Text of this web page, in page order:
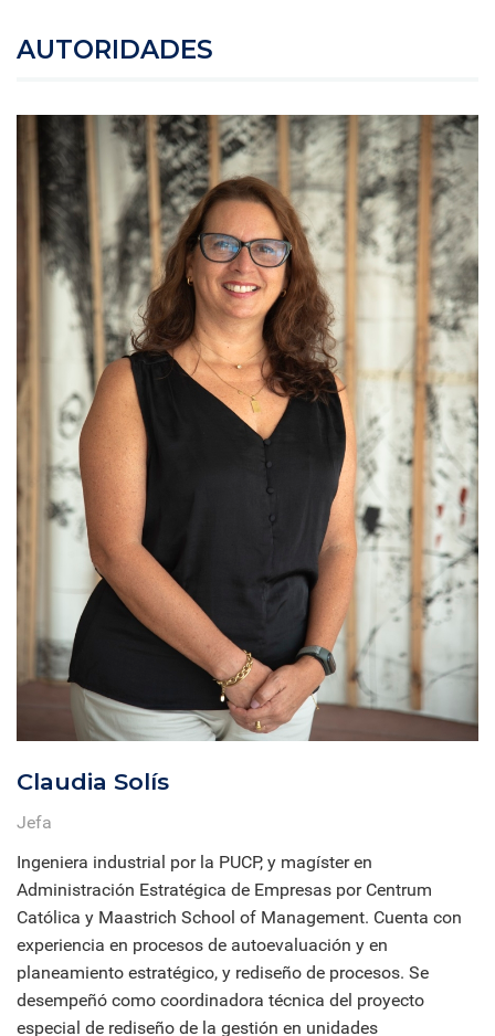
AUTORIDADES
Claudia Solís
Jefa
Ingeniera industrial por la PUCP, y magíster en
Administración Estratégica de Empresas por Centrum
Católica y Maastrich School of Management. Cuenta con
experiencia en procesos de autoevaluación y en
planeamiento estratégico, y rediseño de procesos. Se
desempeñó como coordinadora técnica del proyecto
especial de rediseño de la gestión en unidades